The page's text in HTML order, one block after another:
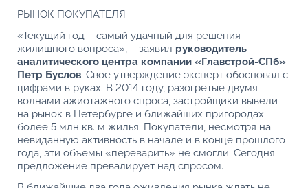
РЫНОК ПОКУПАТЕЛЯ
«Текущий год – самый удачный для решения
жилищного вопроса», – заявил руководитель
аналитического центра компании «Главстрой-СПб»
Петр Буслов. Свое утверждение эксперт обосновал с
цифрами в руках. В 2014 году, разогретые двумя
волнами ажиотажного спроса, застройщики вывели
на рынок в Петербурге и ближайших пригородах
более 5 млн кв. м жилья. Покупатели, несмотря на
невиданную активность в начале и в конце прошлого
года, эти объемы «переварить» не смогли. Сегодня
предложение превалирует над спросом.